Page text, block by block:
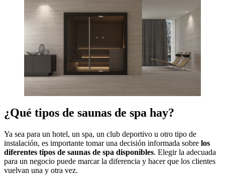
¿Qué tipos de saunas de spa hay?
Ya sea para un hotel, un spa, un club deportivo u otro tipo de
instalación, es importante tomar una decisión informada sobre los
diferentes tipos de saunas de spa disponibles. Elegir la adecuada
para un negocio puede marcar la diferencia y hacer que los clientes
vuelvan una y otra vez.